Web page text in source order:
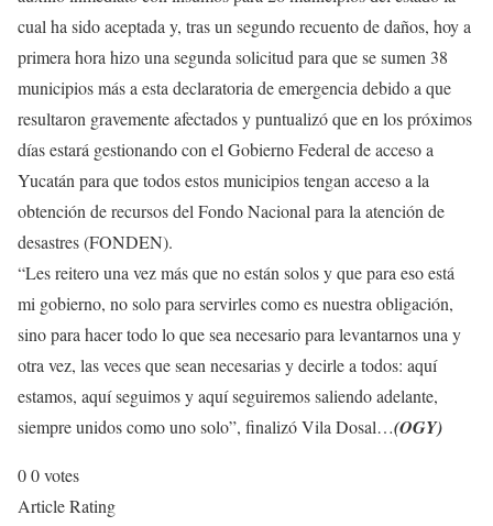
cual ha sido aceptada y, tras un segundo recuento de daños, hoy a
primera hora hizo una segunda solicitud para que se sumen 38
municipios más a esta declaratoria de emergencia debido a que
resultaron gravemente afectados y puntualizó que en los próximos
días estará gestionando con el Gobierno Federal de acceso a
Yucatán para que todos estos municipios tengan acceso a la
obtención de recursos del Fondo Nacional para la atención de
desastres (FONDEN).
“Les reitero una vez más que no están solos y que para eso está
mi gobierno, no solo para servirles como es nuestra obligación,
sino para hacer todo lo que sea necesario para levantarnos una y
otra vez, las veces que sean necesarias y decirle a todos: aquí
estamos, aquí seguimos y aquí seguiremos saliendo adelante,
siempre unidos como uno solo”, finalizó Vila Dosal…(OGY)
00votes
Article Rating